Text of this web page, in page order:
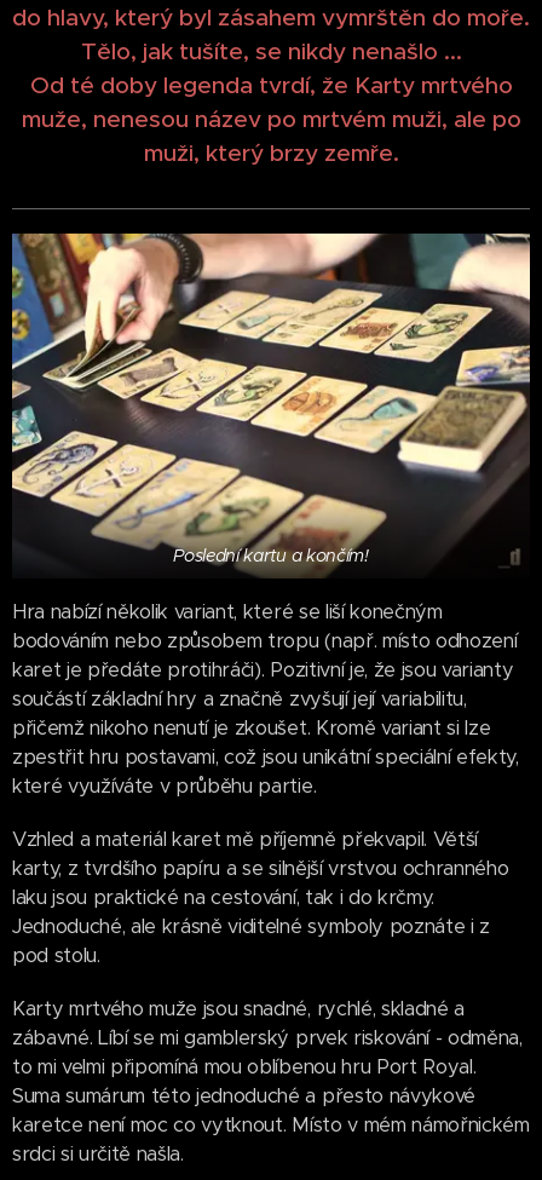
do hlavy, který byl zásahem vymrštěn do moře.
Tělo, jak tušíte, se nikdy nenašlo ...
Od té doby legenda tvrdí, že Karty mrtvého
muže, nenesou název po mrtvém muži, ale po
muži, který brzy zemře.
Poslední kartu a končím!
Hra nabízí několik variant, které se liší konečným
bodováním nebo způsobem tropu (např. místo odhození
karet je předáte protihráči). Pozitivní je, že jsou varianty
součástí základní hry a značně zvyšují její variabilitu,
přičemž nikoho nenutí je zkoušet. Kromě variant si lze
zpestřit hru postavami, což jsou unikátní speciální efekty,
které využíváte v průběhu partie.
Vzhled a materiál karet mě příjemně překvapil. Větší
karty, z tvrdšího papíru a se silnější vrstvou ochranného
laku jsou praktické na cestování, tak i do krčmy.
Jednoduché, ale krásně viditelné symboly poznáte i z
pod stolu.
Karty mrtvého muže jsou snadné, rychlé, skladné a
zábavné. Líbí se mi gamblerský prvek riskování - odměna,
to mi velmi připomíná mou oblíbenou hru Port Royal.
Suma sumárum této jednoduché a přesto návykové
karetce není moc co vytknout. Místo v mém námořnickém
srdci si určitě našla.